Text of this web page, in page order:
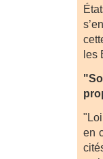
les
en